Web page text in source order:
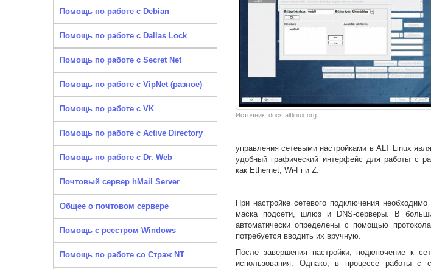
Помощь по работе с Debian
Помощь по работе с Dallas Lock
Помощь по работе с Secret Net
Помощь по работе с VipNet (разное)
Помощь по работе с VK
Помощь по работе с Active Directory
Помощь по работе с Dr. Web
Почтовый сервер hMail Server
Общее о почтовом сервере
Помощь с реестром Windows
Помощь по работе со Страж NT
Источник: docs.altlinux.org
управления сетевыми настройками в ALT Linux
удобный графический интерфейс для работы с
как Ethernet, Wi-Fi и Z.
При настройке сетевого подключения
маска подсети, шлюз и DNS-серверы. В
автоматически определены с помощью
потребуется вводить их вручную.
После завершения настройки, подключение к
использования. Однако, в процессе работы с